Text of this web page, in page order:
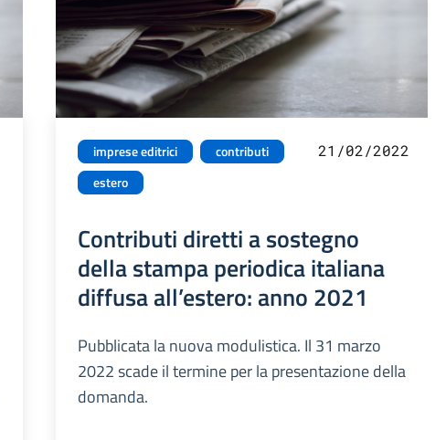
imprese editrici
contributi
estero
21/02/2022
Contributi diretti a sostegno
della stampa periodica italiana
diffusa all’estero: anno 2021
Pubblicata la nuova modulistica. Il 31 marzo
2022 scade il termine per la presentazione della
domanda.